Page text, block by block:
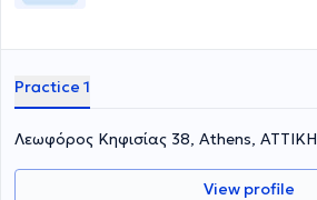
Practice 1
Λεωφόρος Κηφισίας 38, Athens, ΑΤΤΙΚΗ
View profile